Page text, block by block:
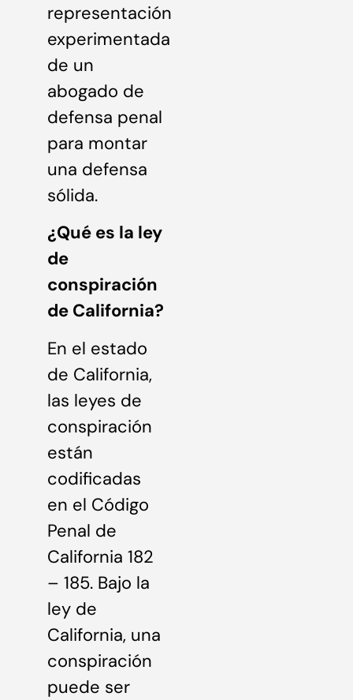
representación
experimentada
de un
abogado de
defensa penal
para montar
una defensa
sólida.
¿Qué es la ley
de
conspiración
de California?
En el estado
de California,
las leyes de
conspiración
están
codificadas
en el Código
Penal de
California 182
– 185. Bajo la
ley de
California, una
conspiración
puede ser